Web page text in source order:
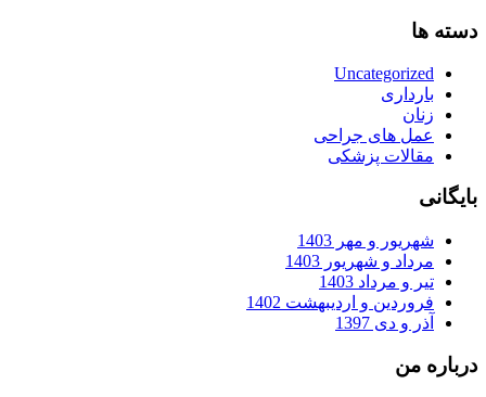
دسته ها
Uncategorized
بارداری
زنان
عمل های جراحی
مقالات پزشکی
بایگانی
شهریور و مهر 1403
مرداد و شهریور 1403
تیر و مرداد 1403
فروردین و اردیبهشت 1402
آذر و دی 1397
درباره من